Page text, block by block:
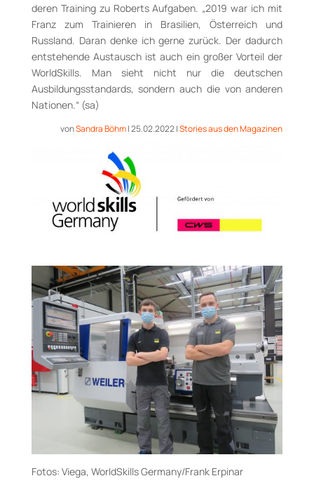
deren Training zu Roberts Aufgaben. „2019 war ich mit
Franz zum Trainieren in Brasilien, Österreich und
Russland. Daran denke ich gerne zurück. Der dadurch
entstehende Austausch ist auch ein großer Vorteil der
WorldSkills. Man sieht nicht nur die deutschen
Ausbildungsstandards, sondern auch die von anderen
Nationen.“ (sa)
vonSandra Böhm|25.02.2022|Stories aus den Magazinen
Fotos: Viega, WorldSkills Germany/Frank Erpinar